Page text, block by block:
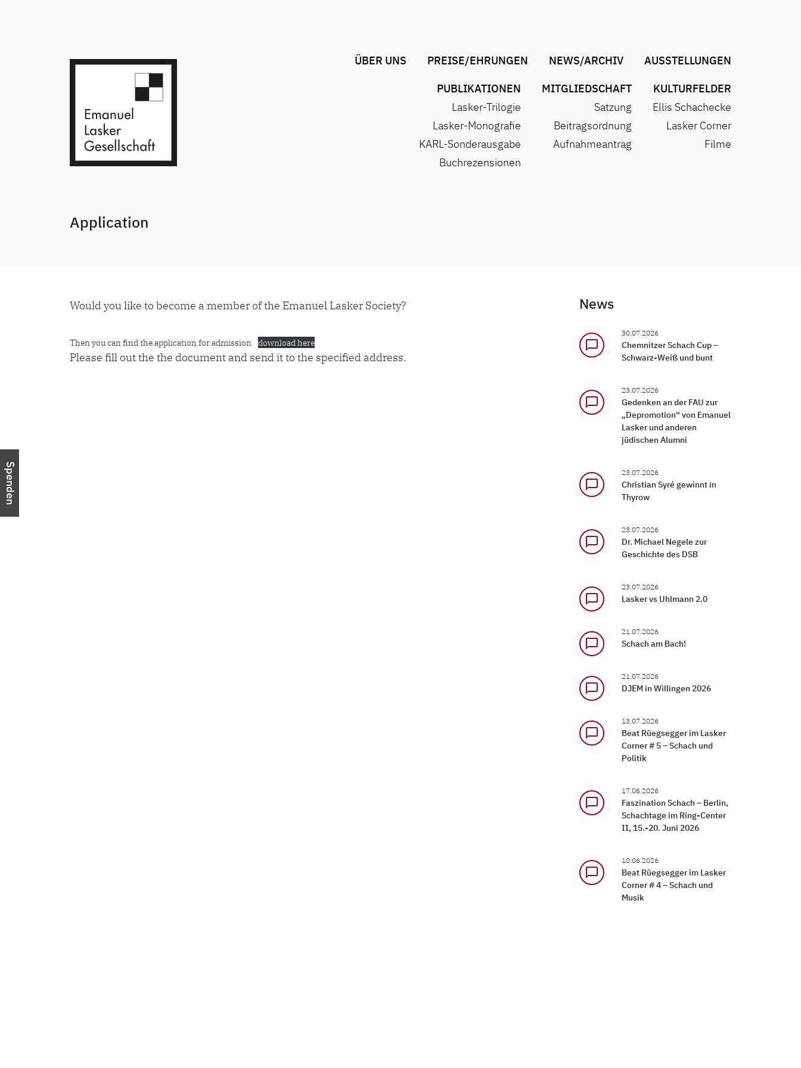
ÜBER UNS PREISE/EHRUNGEN NEWS/ARCHIV AUSSTELLUNGEN
PUBLIKATIONEN
Lasker-Trilogie
Lasker-Monografie
KARL-Sonderausgabe
Buchrezensionen
MITGLIEDSCHAFT
Satzung
Beitragsordnung
Aufnahmeantrag
KULTURFELDER
Ellis Schachecke
Lasker Corner
Filme
Application
Would you like to become a member of the Emanuel Lasker Society?
Then you can find the application for admission download here
Please fill out the the document and send it to the specified address.
News
chat_bubble_outline
30.07.2026
Chemnitzer Schach Cup –
Schwarz-Weiß und bunt
chat_bubble_outline
23.07.2026
Gedenken an der FAU zur
„Depromotion“ von Emanuel
Lasker und anderen
jüdischen Alumni
chat_bubble_outline
23.07.2026
Christian Syré gewinnt in
Thyrow
chat_bubble_outline
23.07.2026
Dr. Michael Negele zur
Geschichte des DSB
chat_bubble_outline
23.07.2026
Lasker vs Uhlmann 2.0
chat_bubble_outline
21.07.2026
Schach am Bach!
chat_bubble_outline
21.07.2026
DJEM in Willingen 2026
chat_bubble_outline
13.07.2026
Beat Rüegsegger im Lasker
Corner # 5 – Schach und
Politik
chat_bubble_outline
17.06.2026
Faszination Schach – Berlin,
Schachtage im Ring-Center
II, 15.-20. Juni 2026
chat_bubble_outline
10.06.2026
Beat Rüegsegger im Lasker
Corner # 4 – Schach und
Musik
Spenden